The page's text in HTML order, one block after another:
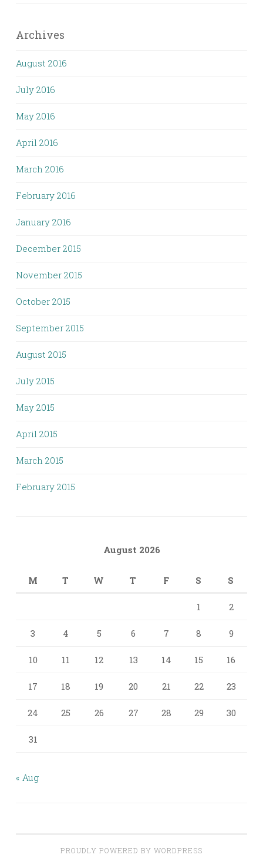
Archives
August 2016
July 2016
May 2016
April 2016
March 2016
February 2016
January 2016
December 2015
November 2015
October 2015
September 2015
August 2015
July 2015
May 2015
April 2015
March 2015
February 2015
August 2026
M T W T F S S
1 2
3 4 5 6 7 8 9
10 11 12 13 14 15 16
17 18 19 20 21 22 23
24 25 26 27 28 29 30
31
« Aug
PROUDLY POWERED BY WORDPRESS